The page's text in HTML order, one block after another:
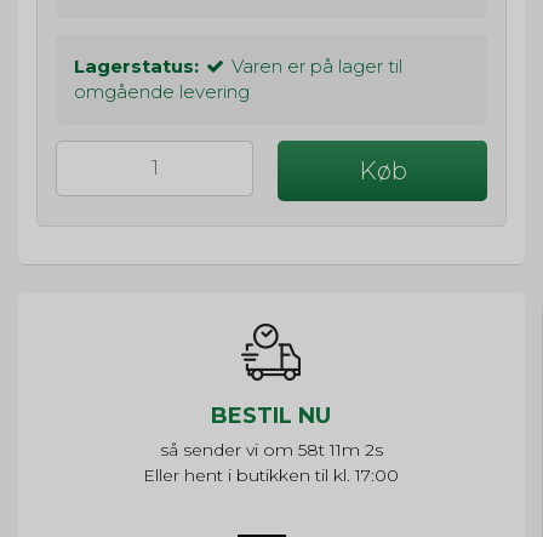
Lagerstatus:
Varen er på lager til
omgående levering
Køb
BESTIL NU
så sender vi om58t 11m 1sek
Eller hent i butikken til kl. 17:00